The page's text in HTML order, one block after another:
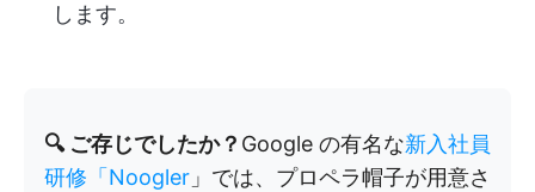
します。
🔍 ご存じでしたか？ Google の有名な新入社員
研修「Noogler 」では、プロペラ帽子が用意さ